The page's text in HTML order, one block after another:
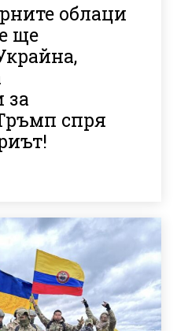
облаци
ще
за
спря